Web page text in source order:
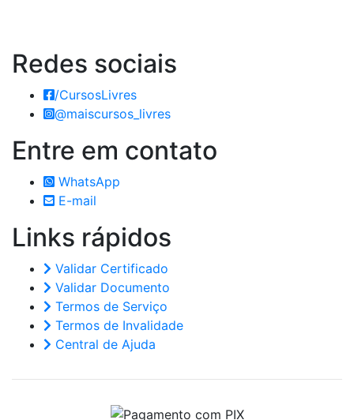
Redes sociais
/CursosLivres
@maiscursos_livres
Entre em contato
WhatsApp
E-mail
Links rápidos
Validar Certificado
Validar Documento
Termos de Serviço
Termos de Invalidade
Central de Ajuda